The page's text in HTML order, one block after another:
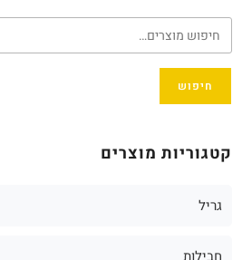
חיפוש
קטגוריות מוצרים
גריל